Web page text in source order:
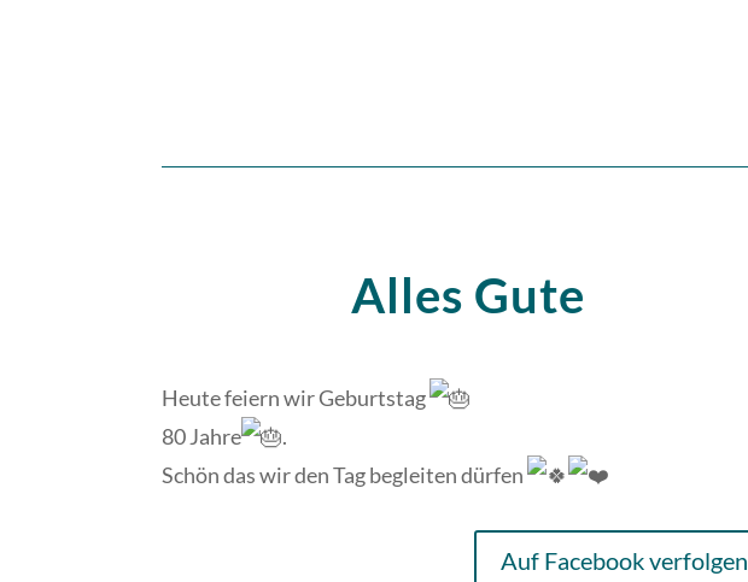
Alles Gute
Heute feiern wir Geburtstag
80 Jahre
.
Schön das wir den Tag begleiten dürfen
Auf Facebook verfolgen